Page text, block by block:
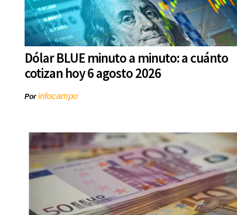
Dólar BLUE minuto a minuto: a cuánto
cotizan hoy 6 agosto 2026
Porinfocampo